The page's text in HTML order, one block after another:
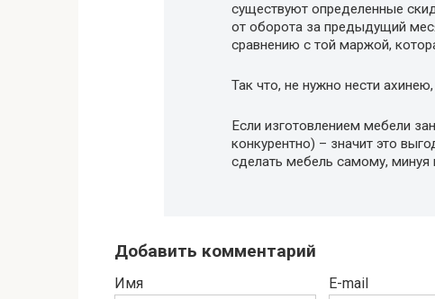
существуют определенные
от оборота за предыдущий
сравнению с той маржой,
Так что, не нужно нести
Если изготовлением мебели
конкурентно) – значит это
сделать мебель самому, минуя
Добавить комментарий
Имя E-mail